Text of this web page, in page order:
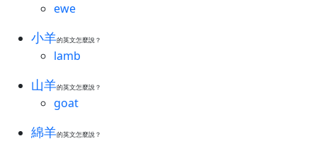
ewe
小羊的英文怎麼說？
lamb
山羊的英文怎麼說？
goat
綿羊的英文怎麼說？